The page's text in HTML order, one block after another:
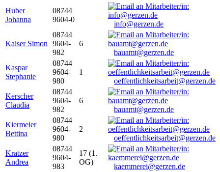
Huber
Johanna
08744
9604-0
info@gerzen.de
Kaiser Simon
08744
9604-
982
6
bauamt@gerzen.de
Kaspar
Stephanie
08744
9604-
980
1
oeffentlichkeitsarbeit@gerzen.de
Kerscher
Claudia
08744
9604-
982
6
bauamt@gerzen.de
Kiermeier
Bettina
08744
9604-
980
2
oeffentlichkeitsarbeit@gerzen.de
Kratzer
Andrea
08744
9604-
983
17 (1.
OG)
kaemmerei@gerzen.de